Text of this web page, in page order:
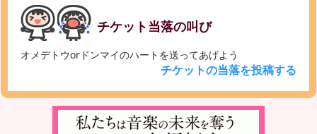
チケット当落の叫び
オメデトウorドンマイのハートを送ってあげよう
チケットの当落を投稿する